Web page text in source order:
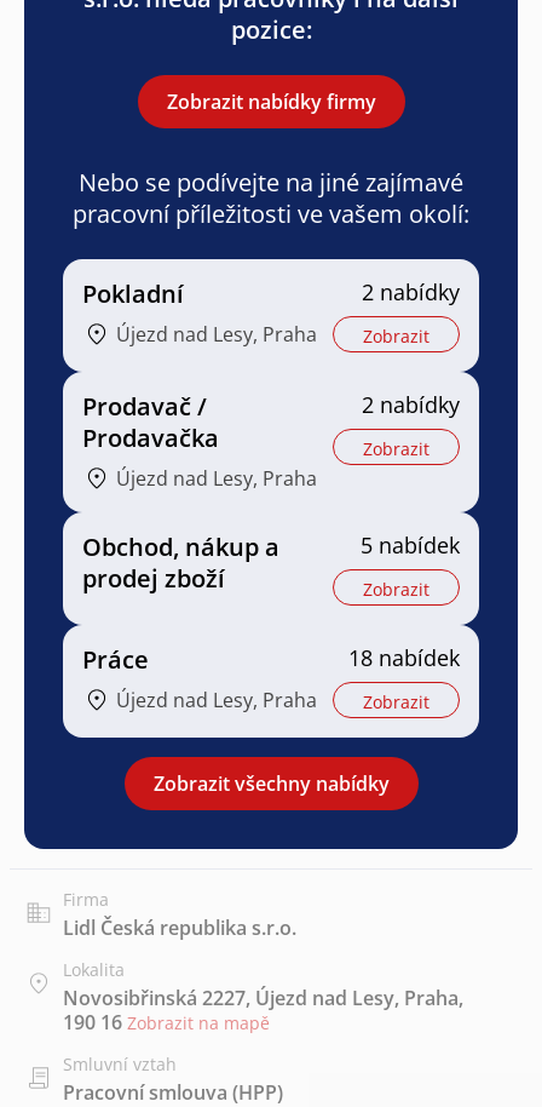
pozice:
Zobrazit nabídky firmy
Nebo se podívejte na jiné zajímavé
pracovní příležitosti ve vašem okolí:
Pokladní
Újezd nad Lesy, Praha
2 nabídky
Zobrazit
Prodavač /
Prodavačka
Újezd nad Lesy, Praha
2 nabídky
Zobrazit
Obchod, nákup a
prodej zboží
5 nabídek
Zobrazit
Práce
Újezd nad Lesy, Praha
18 nabídek
Zobrazit
Zobrazit všechny nabídky
Firma
Lidl Česká republika s.r.o.
Lokalita
Novosibřinská 2227, Újezd nad Lesy, Praha,
190 16 Zobrazit na mapě
Smluvní vztah
Pracovní smlouva (HPP)